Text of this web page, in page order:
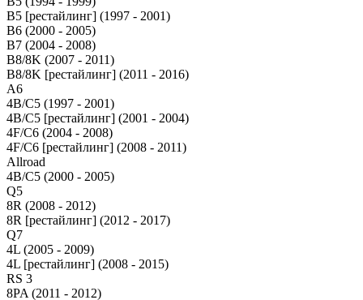
B5 [рестайлинг] (1997 - 2001)
B6 (2000 - 2005)
B7 (2004 - 2008)
B8/8K (2007 - 2011)
B8/8K [рестайлинг] (2011 - 2016)
A6
4B/C5 (1997 - 2001)
4B/C5 [рестайлинг] (2001 - 2004)
4F/C6 (2004 - 2008)
4F/C6 [рестайлинг] (2008 - 2011)
Allroad
4B/C5 (2000 - 2005)
Q5
8R (2008 - 2012)
8R [рестайлинг] (2012 - 2017)
Q7
4L (2005 - 2009)
4L [рестайлинг] (2008 - 2015)
RS 3
8PA (2011 - 2012)